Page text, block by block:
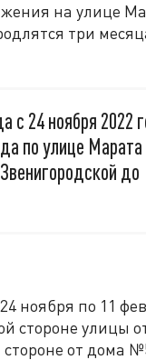
на улице
три
с 24 ноября 2022
по улице Марата
до
ноября по 11
стороне улицы
от дома